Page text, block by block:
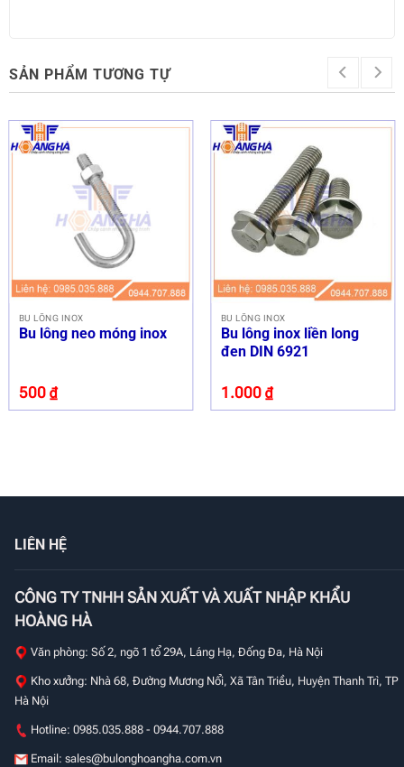
SẢN PHẨM TƯƠNG TỰ
BU LÔNG INOX
Bu lông neo móng inox
500 ₫
BU LÔNG INOX
Bu lông inox liền long
đen DIN 6921
1.000 ₫
LIÊN HỆ
CÔNG TY TNHH SẢN XUẤT VÀ XUẤT NHẬP KHẨU
HOÀNG HÀ
Văn phòng: Số 2, ngõ 1 tổ 29A, Láng Hạ, Đống Đa, Hà Nội
Kho xưởng: Nhà 68, Đường Mương Nổi, Xã Tân Triều, Huyện Thanh Trì, TP
Hà Nội
Hotline: 0985.035.888 - 0944.707.888
Email: sales@bulonghoangha.com.vn